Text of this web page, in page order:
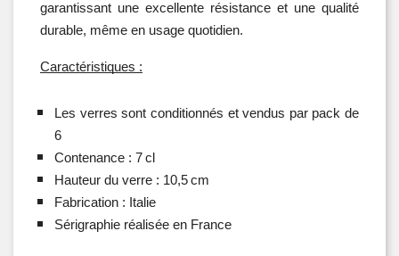
garantissant une excellente résistance et une qualité
durable, même en usage quotidien.
Caractéristiques :
Les verres sont conditionnés et vendus par pack de
6
Contenance : 7 cl
Hauteur du verre : 10,5 cm
Fabrication : Italie
Sérigraphie réalisée en France